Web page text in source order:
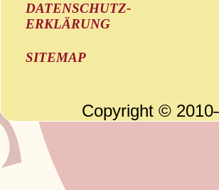
DATENSCHUTZ-
ERKLÄRUNG
SITEMAP
Copyright ©